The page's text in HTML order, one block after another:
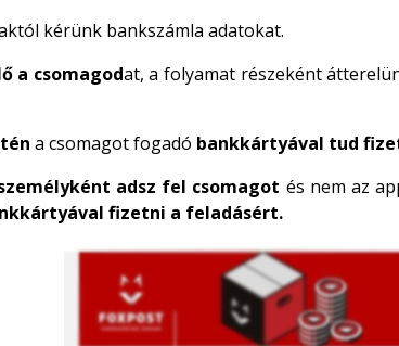
kérünk bankszámla adatokat.
a csomagodat, a folyamat részeként
a csomagot fogadó bankkártyával tud
adsz fel csomagot és nem az
fizetni a feladásért.